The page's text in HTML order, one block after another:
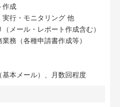
作成
実行・モニタリング 他
メール・レポート作成含む）
務（各種申請書作成等）
本メール）、月数回程度